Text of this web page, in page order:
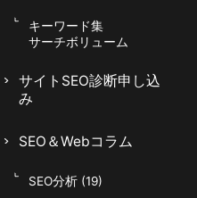
個別に作り込む
ジにまとめてしまう
で評価されにくくなり
キーワード集
サーチボリューム
サイトSEO診断申し込
み
SEO＆Webコラム
SEO分析 (19)